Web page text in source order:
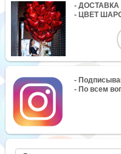
-
- ЦВЕТ
-
- По всем